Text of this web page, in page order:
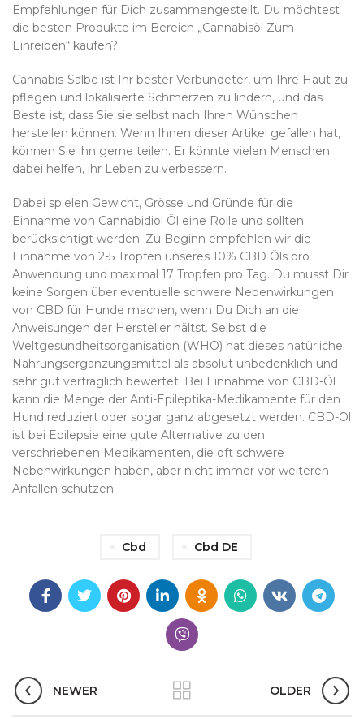
Empfehlungen für Dich zusammengestellt. Du möchtest
die besten Produkte im Bereich „Cannabisöl Zum
Einreiben“ kaufen?
Cannabis-Salbe ist Ihr bester Verbündeter, um Ihre Haut zu
pflegen und lokalisierte Schmerzen zu lindern, und das
Beste ist, dass Sie sie selbst nach Ihren Wünschen
herstellen können. Wenn Ihnen dieser Artikel gefallen hat,
können Sie ihn gerne teilen. Er könnte vielen Menschen
dabei helfen, ihr Leben zu verbessern.
Dabei spielen Gewicht, Grösse und Gründe für die
Einnahme von Cannabidiol Öl eine Rolle und sollten
berücksichtigt werden. Zu Beginn empfehlen wir die
Einnahme von 2-5 Tropfen unseres 10% CBD Öls pro
Anwendung und maximal 17 Tropfen pro Tag. Du musst Dir
keine Sorgen über eventuelle schwere Nebenwirkungen
von CBD für Hunde machen, wenn Du Dich an die
Anweisungen der Hersteller hältst. Selbst die
Weltgesundheitsorganisation (WHO) hat dieses natürliche
Nahrungsergänzungsmittel als absolut unbedenklich und
sehr gut verträglich bewertet. Bei Einnahme von CBD-Öl
kann die Menge der Anti-Epileptika-Medikamente für den
Hund reduziert oder sogar ganz abgesetzt werden. CBD-Öl
ist bei Epilepsie eine gute Alternative zu den
verschriebenen Medikamenten, die oft schwere
Nebenwirkungen haben, aber nicht immer vor weiteren
Anfällen schützen.
Cbd Cbd DE
NEWER OLDER